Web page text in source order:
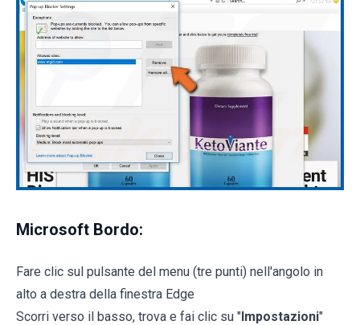
Microsoft Bordo:
Fare clic sul pulsante del menu (tre punti) nell'angolo in
alto a destra della finestra Edge
Scorri verso il basso, trova e fai clic su "Impostazioni"